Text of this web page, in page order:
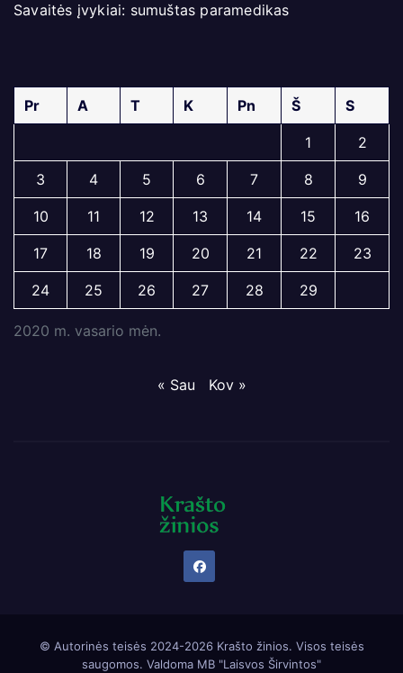
Savaitės įvykiai: sumuštas paramedikas
2020 m. vasario mėn.
Pr A T K Pn Š S
1 2
3 4 5 6 7 8 9
10 11 12 13 14 15 16
17 18 19 20 21 22 23
24 25 26 27 28 29
« Sau Kov »
© Autorinės teisės 2024-2026 Krašto žinios. Visos teisės
saugomos. Valdoma MB "Laisvos Širvintos"